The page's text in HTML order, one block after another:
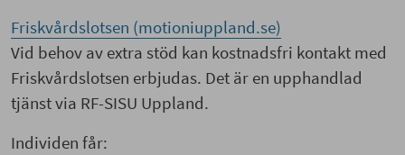
Friskvårdslotsen (motioniuppland.se)
Vid behov av extra stöd kan kostnadsfri kontakt med
Friskvårdslotsen erbjudas. Det är en upphandlad
tjänst via RF-SISU Uppland.
Individen får: